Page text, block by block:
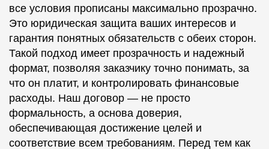
все условия прописаны максимально прозрачно.
Это юридическая защита ваших интересов и
гарантия понятных обязательств с обеих сторон.
Такой подход имеет прозрачность и надежный
формат, позволяя заказчику точно понимать, за
что он платит, и контролировать финансовые
расходы. Наш договор — не просто
формальность, а основа доверия,
обеспечивающая достижение целей и
соответствие всем требованиям. Перед тем как